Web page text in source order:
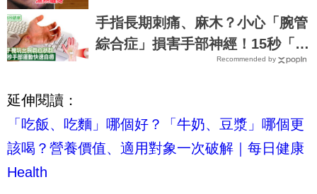
熱」痘痘全消失｜每日健康Health
手指長期刺痛、麻木？小心「腕管
綜合症」損害手部神經！15秒「手
部伸展」這樣練，別讓身體空
Recommended by
延伸閱讀：
「吃飯、吃麵」哪個好？「牛奶、豆漿」哪個更
該喝？營養價值、適用對象一次破解｜每日健康
Health